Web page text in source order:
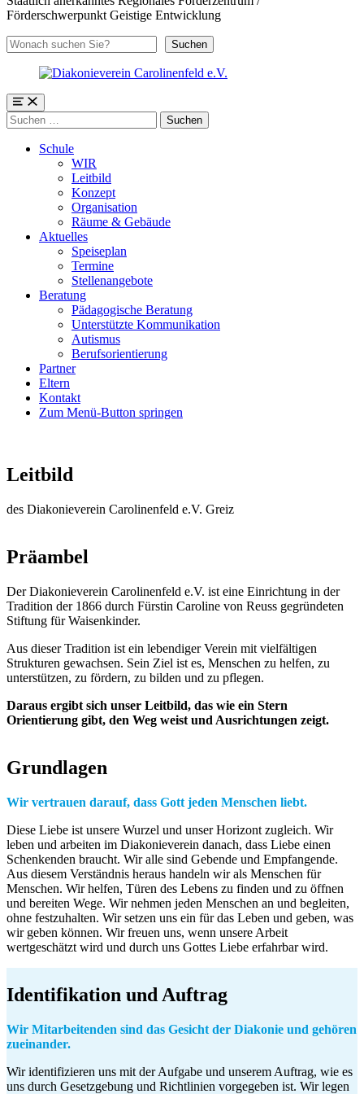
Förderschwerpunkt Geistige Entwicklung
Suchen
Suchen
Menü
Suchen
nach:
Schule
WIR
Leitbild
Konzept
Organisation
Räume & Gebäude
Aktuelles
Speiseplan
Termine
Stellenangebote
Beratung
Pädagogische Beratung
Unterstützte Kommunikation
Autismus
Berufsorientierung
Partner
Eltern
Kontakt
Zum Menü-Button springen
Leitbild
des Diakonieverein Carolinenfeld e.V. Greiz
Präambel
Der Diakonieverein Carolinenfeld e.V. ist eine Einrichtung in der
Tradition der 1866 durch Fürstin Caroline von Reuss gegründeten
Stiftung für Waisenkinder.
Aus dieser Tradition ist ein lebendiger Verein mit vielfältigen
Strukturen gewachsen. Sein Ziel ist es, Menschen zu helfen, zu
unterstützen, zu fördern, zu bilden und zu pflegen.
Daraus ergibt sich unser Leitbild, das wie ein Stern
Orientierung gibt, den Weg weist und Ausrichtungen zeigt.
Grundlagen
Wir vertrauen darauf, dass Gott jeden Menschen liebt.
Diese Liebe ist unsere Wurzel und unser Horizont zugleich. Wir
leben und arbeiten im Diakonieverein danach, dass Liebe einen
Schenkenden braucht. Wir alle sind Gebende und Empfangende.
Aus diesem Verständnis heraus handeln wir als Menschen für
Menschen. Wir helfen, Türen des Lebens zu finden und zu öffnen
und bereiten Wege. Wir nehmen jeden Menschen an und begleiten,
ohne festzuhalten. Wir setzen uns ein für das Leben und geben, was
wir geben können. Wir freuen uns, wenn unsere Arbeit
wertgeschätzt wird und durch uns Gottes Liebe erfahrbar wird.
Identifikation und Auftrag
Wir Mitarbeitenden sind das Gesicht der Diakonie und gehören
zueinander.
Wir identifizieren uns mit der Aufgabe und unserem Auftrag, wie es
uns durch Gesetzgebung und Richtlinien vorgegeben ist. Wir legen